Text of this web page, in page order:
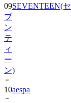
09SEVENTEEN(セ
ブ
ン
テ
ィ
ー
ン)
10aespa